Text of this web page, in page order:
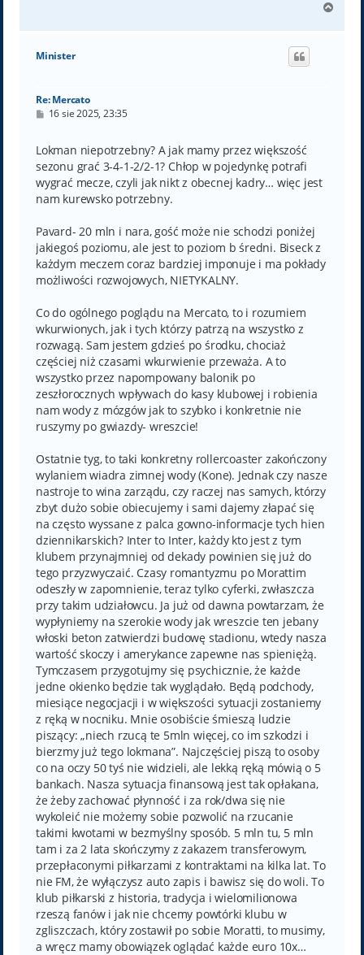
g
Minister
Re: Mercato
P
t
16 sie 2025, 23:35
Lokman niepotrzebny? A jak mamy przez większość
sezonu grać 3-4-1-2/2-1? Chłop w pojedynkę potrafi
wygrać mecze, czyli jak nikt z obecnej kadry… więc jest
nam kurewsko potrzebny.
Pavard- 20 mln i nara, gość może nie schodzi poniżej
jakiegoś poziomu, ale jest to poziom b średni. Biseck z
każdym meczem coraz bardziej imponuje i ma pokłady
możliwości rozwojowych, NIETYKALNY.
Co do ogólnego poglądu na Mercato, to i rozumiem
wkurwionych, jak i tych którzy patrzą na wszystko z
rozwagą. Sam jestem gdzieś po środku, chociaż
częściej niż czasami wkurwienie przeważa. A to
wszystko przez napompowany balonik po
zeszłorocznych wpływach do kasy klubowej i robienia
nam wody z mózgów jak to szybko i konkretnie nie
ruszymy po gwiazdy- wreszcie!
Ostatnie tyg, to taki konkretny rollercoaster zakończony
wylaniem wiadra zimnej wody (Kone). Jednak czy nasze
nastroje to wina zarządu, czy raczej nas samych, którzy
zbyt dużo sobie obiecujemy i sami dajemy złapać się
na często wyssane z palca gowno-informacje tych hien
dziennikarskich? Inter to Inter, każdy kto jest z tym
klubem przynajmniej od dekady powinien się już do
tego przyzwyczaić. Czasy romantyzmu po Morattim
odeszły w zapomnienie, teraz tylko cyferki, zwłaszcza
przy takim udziałowcu. Ja już od dawna powtarzam, że
wypłyniemy na szerokie wody jak wreszcie ten jebany
włoski beton zatwierdzi budowę stadionu, wtedy nasza
wartość skoczy i amerykance zapewne nas spieniężą.
Tymczasem przygotujmy się psychicznie, że każde
jedne okienko będzie tak wyglądało. Będą podchody,
miesiące negocjacji i w większości sytuacji zostaniemy
z ręką w nocniku. Mnie osobiście śmieszą ludzie
piszący: „niech rzucą te 5mln więcej, co im szkodzi i
bierzmy już tego lokmana”. Najczęściej piszą to osoby
co na oczy 50 tyś nie widzieli, ale lekką ręką mówią o 5
bankach. Nasza sytuacja finansową jest tak opłakana,
że żeby zachować płynność i za rok/dwa się nie
wykoleić nie możemy sobie pozwolić na rzucanie
takimi kwotami w bezmyślny sposób. 5 mln tu, 5 mln
tam i za 2 lata skończymy z zakazem transferowym,
przepłaconymi piłkarzami z kontraktami na kilka lat. To
nie FM, że wyłączysz auto zapis i bawisz się do woli. To
klub piłkarski z historia, tradycja i wielomilionowa
rzeszą fanów i jak nie chcemy powtórki klubu w
zgliszczach, który zostawił po sobie Moratti, to musimy,
a wręcz mamy obowiązek oglądać każde euro 10x…